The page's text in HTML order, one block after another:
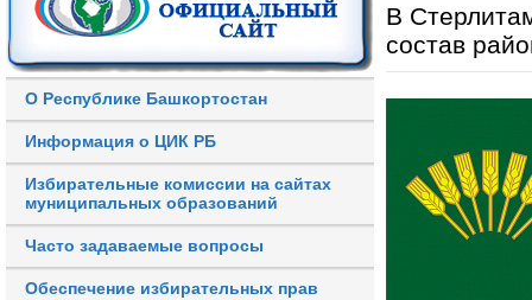
О Республике Башкортостан
Информация о ЦИК РБ
Избирательные комиссии на сайтах
муниципальных образований
Часто задаваемые вопросы
Обеспечение избирательных прав
В
состав